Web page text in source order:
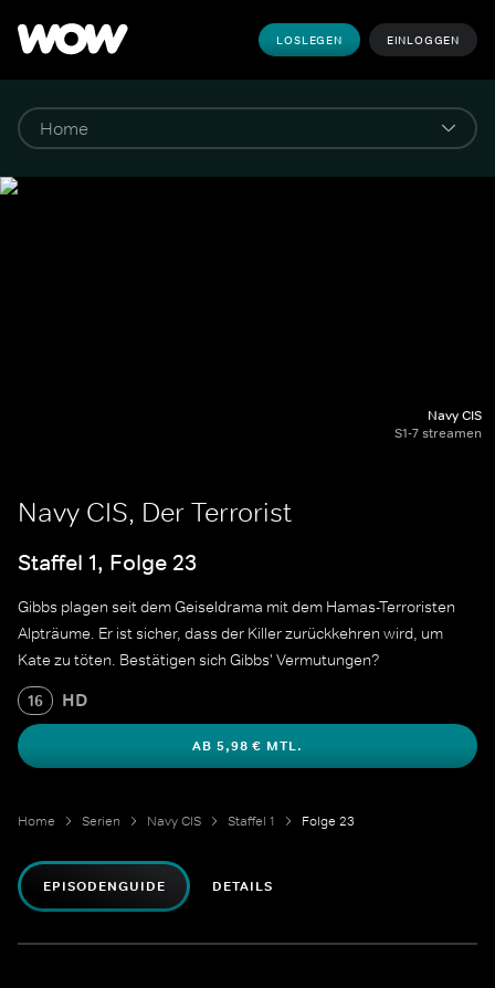
LOSLEGEN EINLOGGEN
Navy CIS
S1-7 streamen
Navy CIS, Der Terrorist
Staffel 1, Folge 23
Gibbs plagen seit dem Geiseldrama mit dem Hamas-Terroristen
Alpträume. Er ist sicher, dass der Killer zurückkehren wird, um
Kate zu töten. Bestätigen sich Gibbs' Vermutungen?
16 HD
AB 5,98 € MTL.
Home Serien Navy CIS Staffel 1 Folge 23
EPISODENGUIDE DETAILS